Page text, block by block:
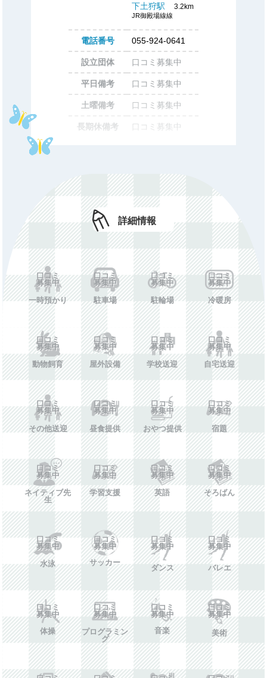
下土狩駅 3.2km
JR御殿場線線
電話番号 055-924-0641
設立団体 口コミ募集中
平日備考 口コミ募集中
土曜備考 口コミ募集中
長期休備考 口コミ募集中
年額費用 口コミ募集中
費用備考
ホームペー
口コミ募集中
施設情報を投稿する
詳細情報
口コミ
募集中
一時預かり
口コミ
募集中
駐車場
口コミ
募集中
駐輪場
口コミ
募集中
冷暖房
口コミ
募集中
動物飼育
口コミ
募集中
屋外設備
口コミ
募集中
学校送迎
口コミ
募集中
自宅送迎
口コミ
募集中
その他送迎
口コミ
募集中
昼食提供
口コミ
募集中
おやつ提供
口コミ
募集中
宿題
口コミ
募集中
ネイティブ先
生
口コミ
募集中
学習支援
口コミ
募集中
英語
口コミ
募集中
そろばん
口コミ
募集中
水泳
口コミ
募集中
サッカー
口コミ
募集中
ダンス
口コミ
募集中
バレエ
口コミ
募集中
体操
口コミ
募集中
プログラミン
グ
口コミ
募集中
音楽
口コミ
募集中
美術